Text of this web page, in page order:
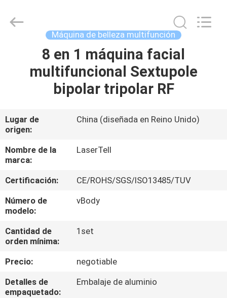
HOGAR
PRODUCTOS
SOBRE
NOSOTROS
VIAJE
DE
LA
DE
CALIDAD
Proveedor.
Copyright
shrlasermachine.com.
Máquina de belleza multifunción
8 en 1 máquina facial
multifuncional Sextupole
bipolar tripolar RF
Lugar de
origen:
China (diseñada en Reino Unido)
Nombre de la
marca:
LaserTell
Certificación:
CE/ROHS/SGS/ISO13485/TUV
Número de
modelo:
vBody
Cantidad de
orden mínima:
1set
Precio:
negotiable
Detalles de
empaquetado:
Embalaje de aluminio